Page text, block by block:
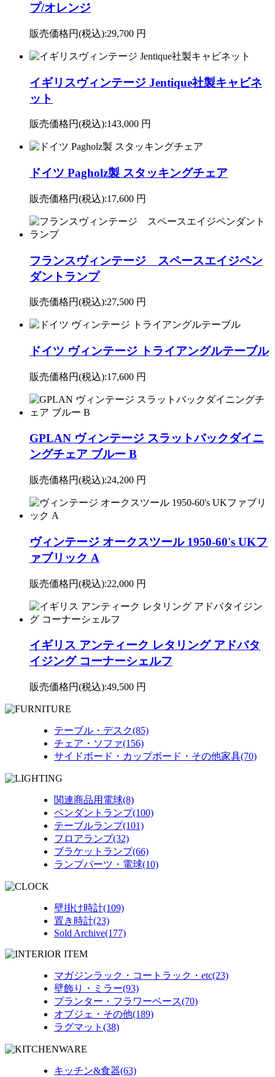
プ/オレンジ
販売価格円(税込):29,700 円
イギリスヴィンテージ Jentique社製キャビネ
ット
販売価格円(税込):143,000 円
ドイツ Pagholz製 スタッキングチェア
販売価格円(税込):17,600 円
フランスヴィンテージ スペースエイジペン
ダントランプ
販売価格円(税込):27,500 円
ドイツ ヴィンテージ トライアングルテーブル
販売価格円(税込):17,600 円
GPLAN ヴィンテージ スラットバックダイニ
ングチェア ブルー B
販売価格円(税込):24,200 円
ヴィンテージ オークスツール 1950-60's UKフ
ァブリック A
販売価格円(税込):22,000 円
イギリス アンティーク レタリング アドバタ
イジング コーナーシェルフ
販売価格円(税込):49,500 円
テーブル・デスク(85)
チェア・ソファ(156)
サイドボード・カップボード・その他家具(70)
関連商品用電球(8)
ペンダントランプ(100)
テーブルランプ(101)
フロアランプ(32)
ブラケットランプ(66)
ランプパーツ・電球(10)
壁掛け時計(109)
置き時計(23)
Sold Archive(177)
マガジンラック・コートラック・etc(23)
壁飾り・ミラー(93)
プランター・フラワーベース(70)
オブジェ・その他(189)
ラグマット(38)
キッチン&食器(63)